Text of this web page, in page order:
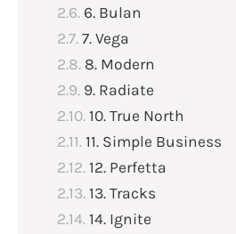
6. Bulan
7. Vega
8. Modern
9. Radiate
10. True North
11. Simple Business
12. Perfetta
13. Tracks
14. Ignite